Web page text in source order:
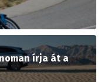
írja át a